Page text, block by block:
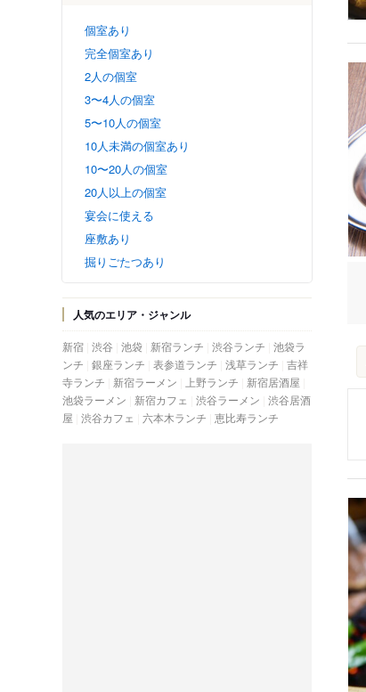
個室あり
完全個室あり
2人の個室
3〜4人の個室
5〜10人の個室
10人未満の個室あり
10〜20人の個室
20人以上の個室
宴会に使える
座敷あり
掘りごたつあり
人気のエリア・ジャンル
新宿 渋谷 池袋 新宿ランチ 渋谷ランチ 池袋ラ
ンチ 銀座ランチ 表参道ランチ 浅草ランチ 吉祥
寺ランチ
新宿ラーメン 上野ランチ
新宿居酒屋
池袋ラーメン
新宿カフェ 渋谷ラーメン 渋谷居酒
屋 渋谷カフェ 六本木ランチ 恵比寿ランチ